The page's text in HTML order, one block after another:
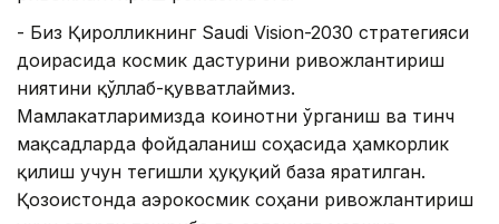
- Биз Қиролликнинг Saudi Vision-2030 стратегияси
доирасида космик дастурини ривожлантириш
ниятини қўллаб-қувватлаймиз.
Мамлакатларимизда коинотни ўрганиш ва тинч
мақсадларда фойдаланиш соҳасида ҳамкорлик
қилиш учун тегишли ҳуқуқий база яратилган.
Қозоғистонда аэрокосмик соҳани ривожлантириш